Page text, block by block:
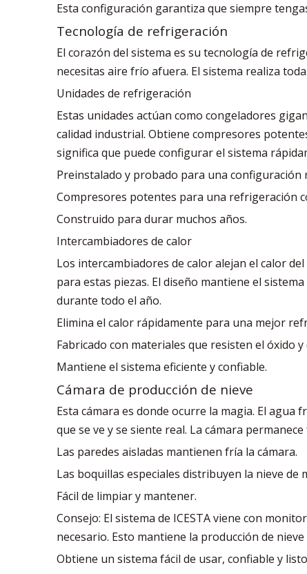
Esta configuración garantiza que siempre
Tecnología de refrigeración
El corazón del sistema es su tecnología de
necesitas aire frío afuera. El sistema realiza
Unidades de refrigeración
Estas unidades actúan como congeladores
calidad industrial. Obtiene compresores
significa que puede configurar el sistema
Preinstalado y probado para una configuración
Compresores potentes para una refrigeración
Construido para durar muchos años.
Intercambiadores de calor
Los intercambiadores de calor alejan el calor
para estas piezas. El diseño mantiene el
durante todo el año.
Elimina el calor rápidamente para una mejor
Fabricado con materiales que resisten el óxido y
Mantiene el sistema eficiente y confiable.
Cámara de producción de nieve
Esta cámara es donde ocurre la magia. El agua
que se ve y se siente real. La cámara
Las paredes aisladas mantienen fría la cámara.
Las boquillas especiales distribuyen la nieve de
Fácil de limpiar y mantener.
Consejo: El sistema de ICESTA viene con
necesario. Esto mantiene la producción de
Obtiene un sistema fácil de usar, confiable y